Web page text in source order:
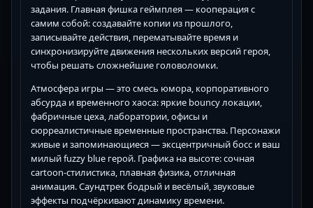
задания. Главная фишка геймплея — кооперация с
самим собой: создавайте копии из прошлого,
записывайте действия, перематывайте время и
синхронизируйте движения нескольких версий героя,
чтобы решать сложнейшие головоломки.
Атмосфера игры — это смесь юмора, корпоративного
абсурда и временного хаоса: яркие bouncy локации,
фабричные цеха, лаборатории, офисы и
сюрреалистичные временные пространства. Персонажи
живые и запоминающиеся — эксцентричный босс и ваш
милый fuzzy blue герой. Графика на высоте: сочная
cartoon-стилистика, плавная физика, отличная
анимация. Саундтрек бодрый и весёлый, звуковые
эффекты подчёркивают динамику времени.